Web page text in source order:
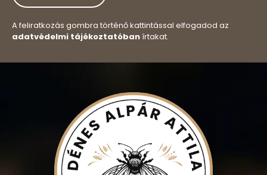
A feliratkozás gombra történő kattintással elfogadod az
adatvédelmi tájékoztatóban írtakat.